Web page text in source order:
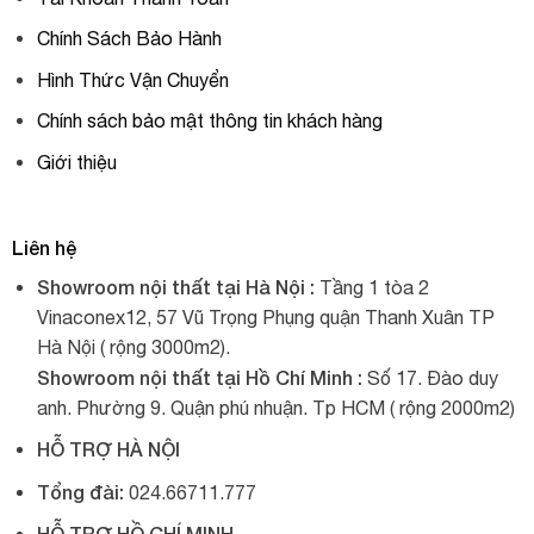
Chính Sách Bảo Hành
Hình Thức Vận Chuyển
Chính sách bảo mật thông tin khách hàng
Giới thiệu
Liên hệ
Showroom nội thất tại Hà Nội : Tầng 1 tòa 2
Vinaconex12, 57 Vũ Trọng Phụng quận Thanh Xuân TP
Hà Nội ( rộng 3000m2).
Showroom nội thất tại Hồ Chí Minh : Số 17. Đào duy
anh. Phường 9. Quận phú nhuận. Tp HCM ( rộng 2000m2)
HỖ TRỢ HÀ NỘI
Tổng đài: 024.66711.777